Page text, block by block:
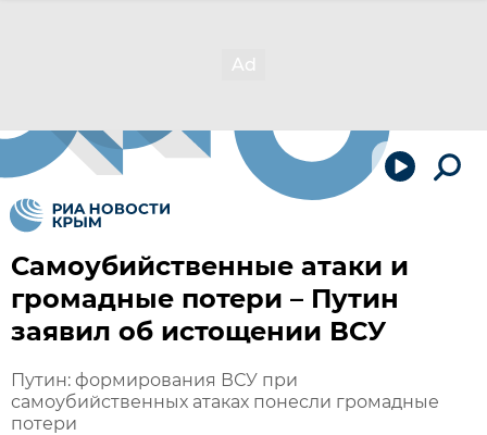
Самоубийственные атаки и
громадные потери – Путин
заявил об истощении ВСУ
Путин: формирования ВСУ при
самоубийственных атаках понесли громадные
потери